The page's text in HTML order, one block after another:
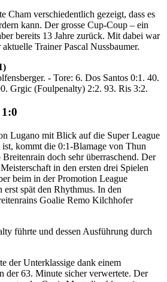
Cham verschiedentlich gezeigt, dass es
kann. Der grosse Cup-Coup – ein
bereits 13 Jahre zurück. Mit dabei war
Trainer Pascal Nussbaumer.
- Tore: 6. Dos Santos 0:1. 40.
Grgic (Foulpenalty) 2:2. 93. Ris 3:2.
Lugano mit Blick auf die Super League
kommt die 0:1-Blamage von Thun
doch sehr überraschend. Der
in den ersten drei Spielen
beim in der Promotion League
spät den Rhythmus. In den
Goalie Remo Kilchhofer
führte und dessen Ausführung durch
der Unterklassige dank einem
der 63. Minute sicher verwertete. Der